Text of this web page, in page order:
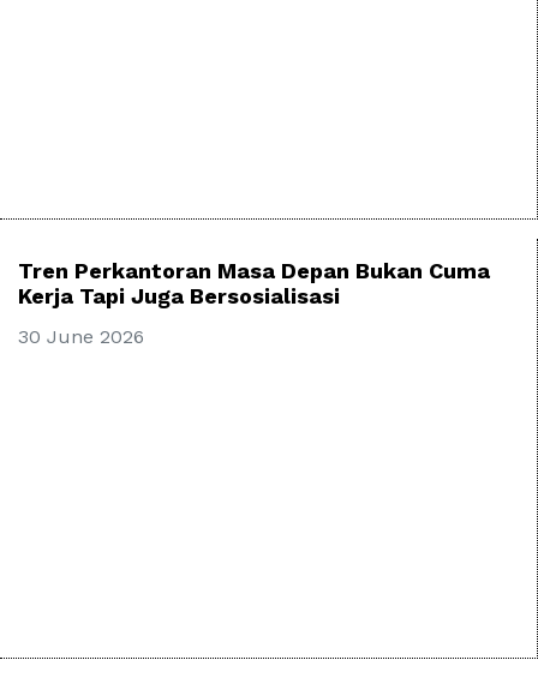
Tren Perkantoran Masa Depan Bukan Cuma
Kerja Tapi Juga Bersosialisasi
30 June 2026